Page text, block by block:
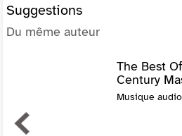
Suggestions
Du même auteur
The Best
Century
Musique